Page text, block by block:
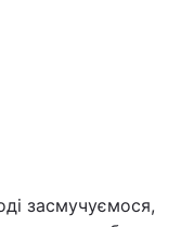
засмучуємося,